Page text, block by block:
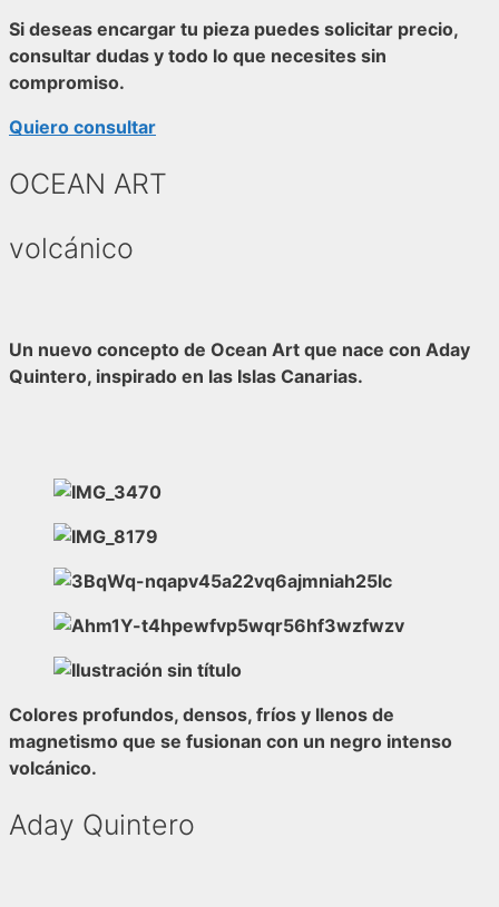
Si deseas encargar tu pieza puedes solicitar precio,
consultar dudas y todo lo que necesites sin
compromiso.
Quiero consultar
OCEAN ART
volcánico
Un nuevo concepto de Ocean Art que nace con Aday
Quintero, inspirado en las Islas Canarias.
Colores profundos, densos, fríos y llenos de
magnetismo que se fusionan con un negro intenso
volcánico.
Aday Quintero